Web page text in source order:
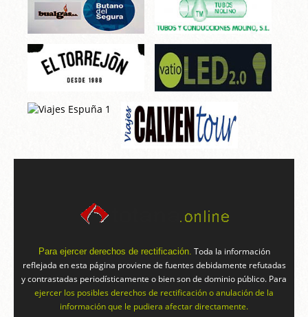
Para ejercer derechos de rectificación. Toda la información
reflejada en esta página proviene de fuentes debidamente refutadas
y contrastadas periodísticamente o bien son de dominio público. Para
ejercer los posibles derechos de rectificación o anulación de la
información que le pudiera afectar directamente.